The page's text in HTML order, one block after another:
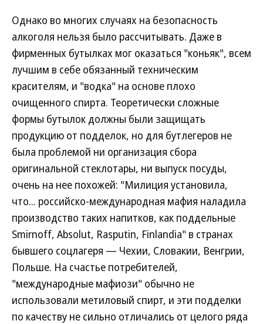
Однако во многих случаях на безопасность
алкоголя нельзя было рассчитывать. Даже в
фирменных бутылках мог оказаться "коньяк", всем
лучшим в себе обязанный техническим
красителям, и "водка" на основе плохо
очищенного спирта. Теоретически сложные
формы бутылок должны были защищать
продукцию от подделок, но для бутлегеров не
была проблемой ни организация сбора
оригинальной стеклотары, ни выпуск посуды,
очень на нее похожей: "Милиция установила,
что... российско-международная мафия наладила
производство таких напитков, как поддельные
Smirnoff, Absolut, Rasputin, Finlandia" в странах
бывшего соцлагеря — Чехии, Словакии, Венгрии,
Польше. На счастье потребителей,
"международные мафиози" обычно не
использовали метиловый спирт, и эти подделки
по качеству не сильно отличались от целого ряда